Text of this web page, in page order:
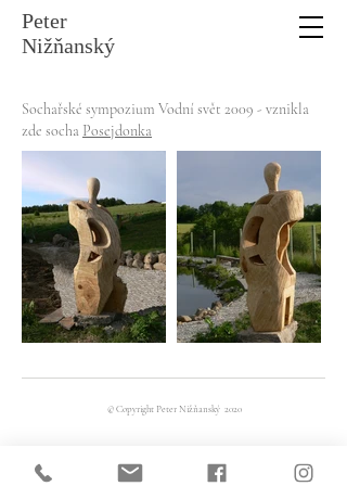
Peter
Nižňanský
Sochařské sympozium Vodní svět 2009 - vznikla
zde socha Posejdonka
© Copyright Peter Nižňanský 2020